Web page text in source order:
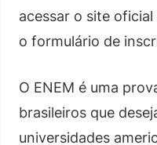
acessar o site
o formulário de
O ENEM é uma
brasileiros que
universidades